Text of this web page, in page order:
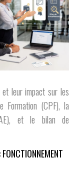
leur impact sur les
Formation (CPF), la
et le bilan de